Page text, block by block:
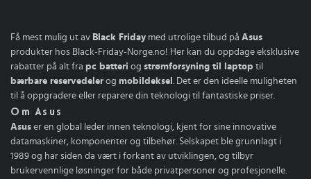
Få mest mulig ut av Black Fridaymed utrolige tilbud på Asus
produkter hos Black-Friday-Norge.no! Her kan du oppdage eksklusive
rabatter på alt fra pc batteri og strømforsyning til laptop til
bærbare reservedeler og mobildeksel
. Det er den ideelle muligheten
til å oppgradere eller reparere din teknologi til fantastiske priser.
Om Asus
Asus er en global leder innen teknologi, kjent for sine innovative
datamaskiner, komponenter og tilbehør. Selskapet ble grunnlagt i
1989 og har siden da vært i forkant av utviklingen, og tilbyr
brukervennlige løsninger for både privatpersoner og profesjonelle.